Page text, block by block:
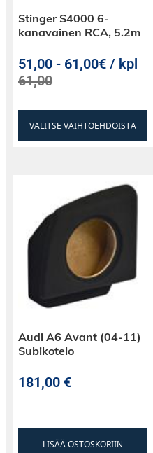
Tasaisen
ottaa hyvin tehoa
puhekelan ja sen
tehonkestoa löytyy
mahdollistaa reilut
matalammillakin
Stinger S4000 6-
kanavainen RCA, 5.2m
51,00 - 61,00€ / kpl
61,00
VALITSE VAIHTOEHDOISTA
Audi A6 Avant (04-11)
Subikotelo
181,00€
LISÄÄ OSTOSKORIIN